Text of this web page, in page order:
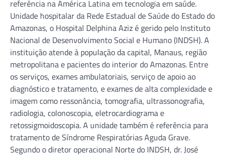
referência na América Latina em tecnologia em saúde.
Unidade hospitalar da Rede Estadual de Saúde do Estado do
Amazonas, o Hospital Delphina Aziz é gerido pelo Instituto
Nacional de Desenvolvimento Social e Humano (INDSH). A
instituição atende à população da capital, Manaus, região
metropolitana e pacientes do interior do Amazonas. Entre
os serviços, exames ambulatoriais, serviço de apoio ao
diagnóstico e tratamento, e exames de alta complexidade e
imagem como ressonância, tomografia, ultrassonografia,
radiologia, colonoscopia, eletrocardiograma e
retossigmoidoscopia. A unidade também é referência para
tratamento de Síndrome Respiratórias Aguda Grave.
Segundo o diretor operacional Norte do INDSH, dr. José